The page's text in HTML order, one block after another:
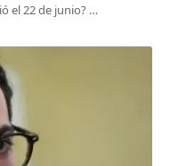
el 22 de junio? …